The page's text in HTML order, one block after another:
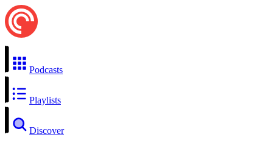
Podcasts
Playlists
Discover